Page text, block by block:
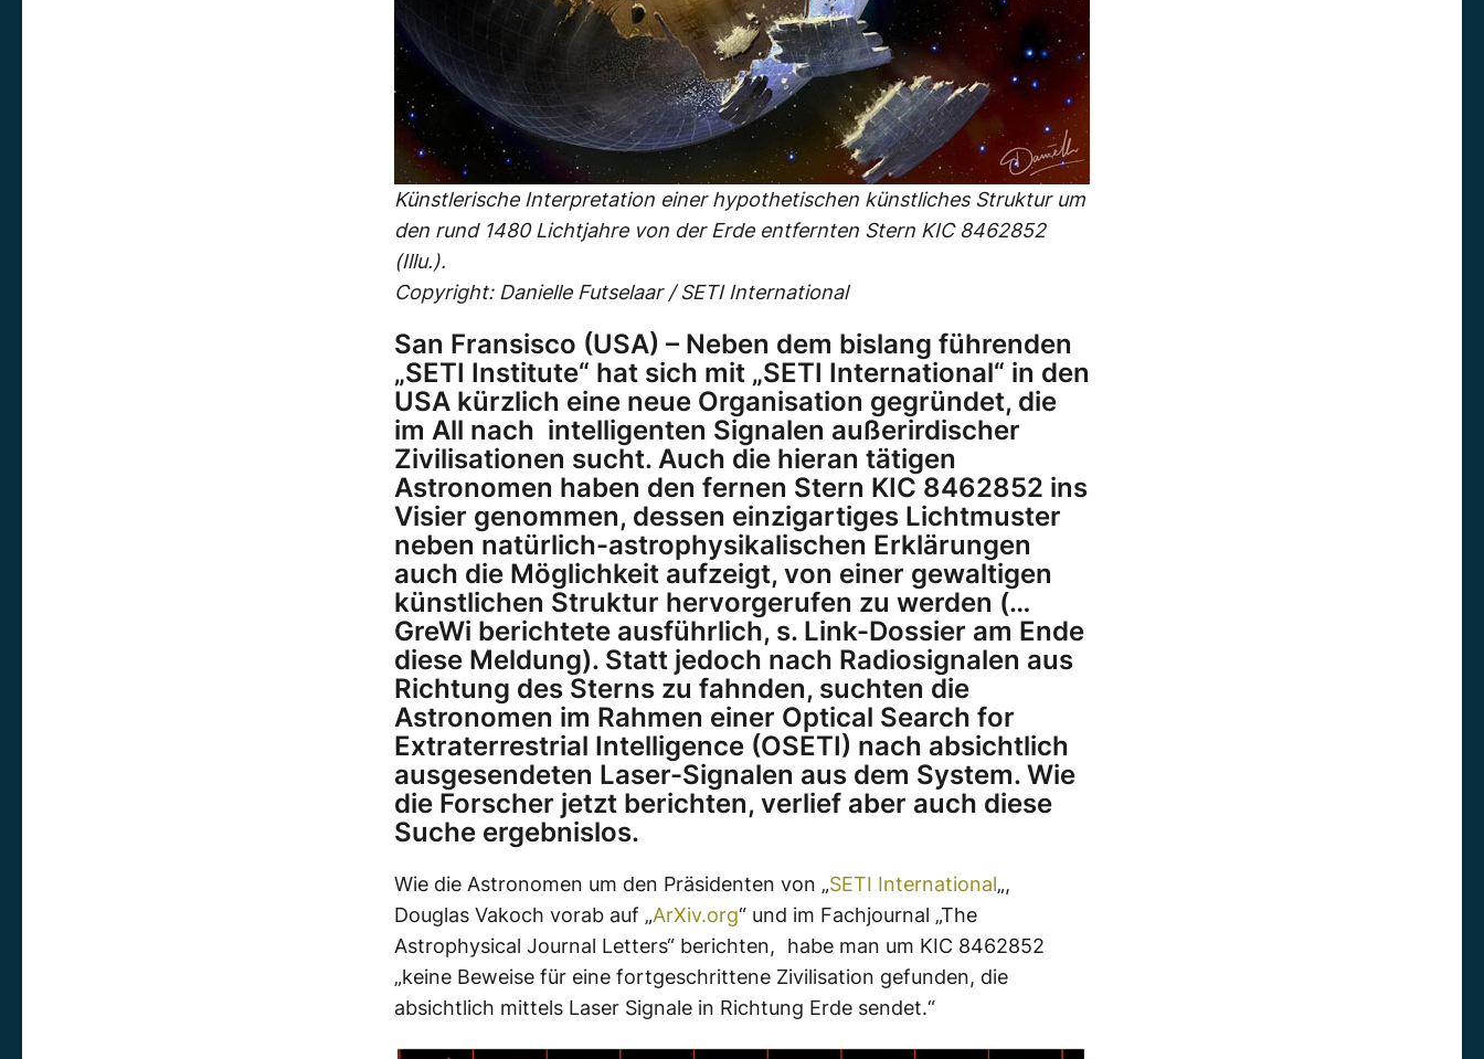
Künstlerische Interpretation einer hypothetischen künstliches Struktur um
den rund 1480 Lichtjahre von der Erde entfernten Stern KIC 8462852
(Illu.).
Copyright: Danielle Futselaar / SETI International
San Fransisco (USA) – Neben dem bislang führenden
„SETI Institute“ hat sich mit „SETI International“ in den
USA kürzlich eine neue Organisation gegründet, die
im All nach intelligenten Signalen außerirdischer
Zivilisationen sucht. Auch die hieran tätigen
Astronomen haben den fernen Stern KIC 8462852 ins
Visier genommen, dessen einzigartiges Lichtmuster
neben natürlich-astrophysikalischen Erklärungen
auch die Möglichkeit aufzeigt, von einer gewaltigen
künstlichen Struktur hervorgerufen zu werden (…
GreWi berichtete ausführlich, s. Link-Dossier am Ende
diese Meldung). Statt jedoch nach Radiosignalen aus
Richtung des Sterns zu fahnden, suchten die
Astronomen im Rahmen einer Optical Search for
Extraterrestrial Intelligence (OSETI) nach absichtlich
ausgesendeten Laser-Signalen aus dem System. Wie
die Forscher jetzt berichten, verlief aber auch diese
Suche ergebnislos.
Wie die Astronomen um den Präsidenten von „SETI International„,
Douglas Vakoch vorab auf „ArXiv.org“ und im Fachjournal „The
Astrophysical Journal Letters“ berichten, habe man um KIC 8462852
„keine Beweise für eine fortgeschrittene Zivilisation gefunden, die
absichtlich mittels Laser Signale in Richtung Erde sendet.“